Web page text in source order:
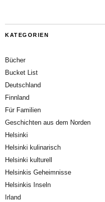
KATEGORIEN
Bücher
Bucket List
Deutschland
Finnland
Für Familien
Geschichten aus dem Norden
Helsinki
Helsinki kulinarisch
Helsinki kulturell
Helsinkis Geheimnisse
Helsinkis Inseln
Irland